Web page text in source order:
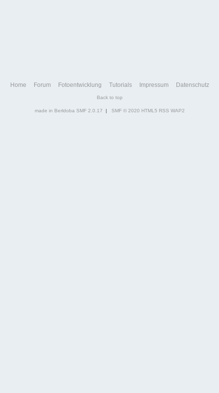
Home Forum Fotoentwicklung Tutorials Impressum Datenschutz
Back to top
made in Berldoba SMF 2.0.17 | SMF © 2020 HTML5 RSS WAP2